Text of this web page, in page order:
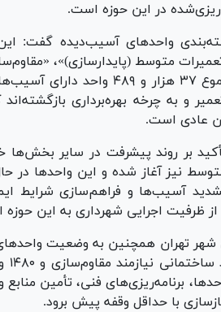
در این حوزه است.
واحد‌های آسیب‌دیده گفت:
متوسط (پایدارسازی)»،
و به چرخه بهره‌برداری
عادی است.
نیز آغاز شده و این واحد‌ها در
آسیب‌ها و فراهم‌سازی شرایط
ظرفیت اجرایی شهرداری به این
تهران همچنین به وضعیت واحد‌های
برنامه‌ریزی‌های فنی، تأمین
با حداقل وقفه پیش برود.